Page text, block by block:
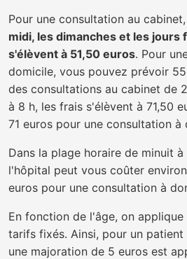
Pour une consultation au cabinet,
midi, les dimanches et les jours
s'élèvent à 51,50 euros. Pour
domicile, vous pouvez prévoir
des consultations au cabinet de
à 8 h, les frais s'élèvent à 71,50
71 euros pour une consultation à
Dans la plage horaire de minuit
l'hôpital peut vous coûter
euros pour une consultation à
En fonction de l'âge, on
tarifs fixés. Ainsi, pour un
une majoration de 5 euros est